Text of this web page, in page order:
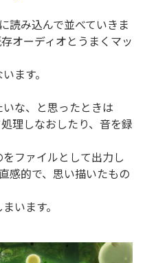
読み込んで並べていきま
オーディオとうまくマッ
ます。
な、と思ったときは
理しなおしたり、音を録
ファイルとして出力し
感的で、思い描いたもの
います。